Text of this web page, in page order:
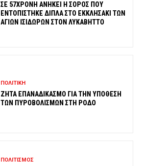
ΣΕ 57ΧΡΟΝΗ ΑΝΗΚΕΙ Η ΣΟΡΟΣ ΠΟΥ
ΕΝΤΟΠΙΣΤΗΚΕ ΔΙΠΛΑ ΣΤΟ ΕΚΚΛΗΣΑΚΙ ΤΩΝ
ΑΓΙΩΝ ΙΣΙΔΩΡΩΝ ΣΤΟΝ ΛΥΚΑΒΗΤΤΟ
ΠΟΛΙΤΙΚΗ
ΖΗΤΑ ΕΠΑΝΑΔΙΚΑΣΜΟ ΓΙΑ ΤΗΝ ΥΠΟΘΕΣΗ
ΤΩΝ ΠΥΡΟΒΟΛΙΣΜΩΝ ΣΤΗ ΡΟΔΟ
ΠΟΛΙΤΙΣΜΟΣ